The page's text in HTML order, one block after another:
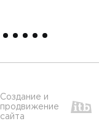
Создание и
продвижение
сайта